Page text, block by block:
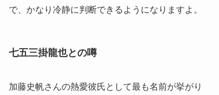
で、かなり冷静に判断できるようになりますよ。
七五三掛龍也との噂
加藤史帆さんの熱愛彼氏として最も名前が挙がり